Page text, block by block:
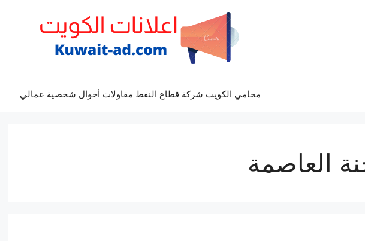
محامي الكويت شركة قطاع النفط مقاولات أحوال شخصية عمالي
العاصمة